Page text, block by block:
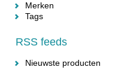
Merken
Tags
RSS feeds
Nieuwste producten